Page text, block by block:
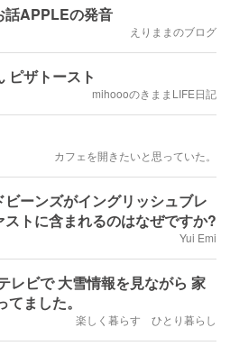
話APPLEの発音
えりままのブログ
ピザトースト
mihoooのきままLIFE日記
カフェを開きたいと思っていた。
ビーンズがイングリッシュブレ
ストに含まれるのはなぜですか?
Yui Emi
レビで 大雪情報を見ながら 家
てました。
楽しく暮らす ひとり暮らし